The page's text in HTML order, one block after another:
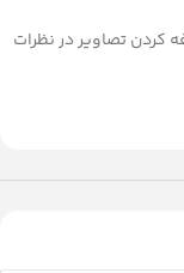
کردن تصاویر در نظرات